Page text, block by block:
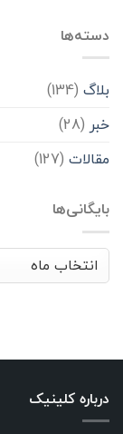
دسته‌ها
بلاگ (134)
خبر (28)
مقالات (127)
بایگانی‌ها
بایگانی‌ها
درباره کلینیک